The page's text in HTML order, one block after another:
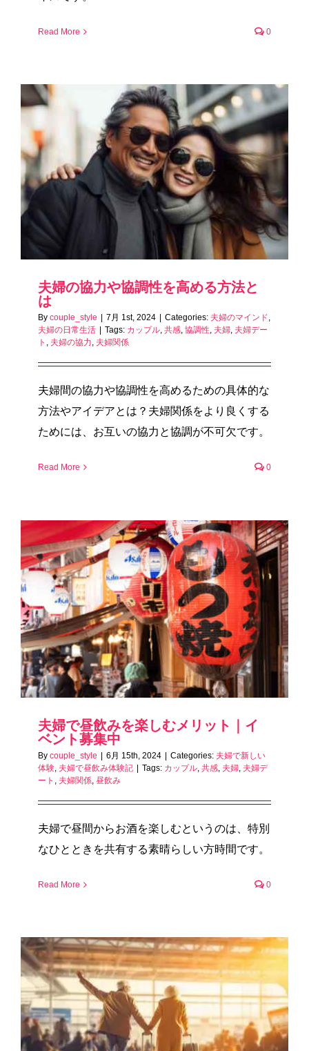
Read More 0
夫婦の協力や協調性を高める方法と
は
By couple_style 7月 1st, 2024 Categories: 夫婦のマインド,
夫婦の日常生活
Tags: カップル, 共感, 協調性, 夫婦, 夫婦デー
ト , 夫婦の協力, 夫婦関係
夫婦間の協力や協調性を高めるための具体的な
方法やアイデアとは？夫婦関係をより良くする
ためには、お互いの協力と協調が不可欠です。
Read More 0
夫婦で昼飲みを楽しむメリット｜イ
ベント募集中
By couple_style 6月 15th, 2024 Categories: 夫婦で新しい
体験, 夫婦で昼飲み体験記 Tags: カップル, 共感, 夫婦, 夫婦デ
ート , 夫婦関係, 昼飲み
夫婦で昼間からお酒を楽しむというのは、特別
なひとときを共有する素晴らしい方時間です。
Read More 0